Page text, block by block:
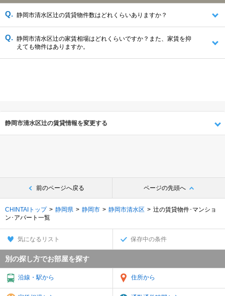
静岡市清水区辻の賃貸物件数はどれくらいありますか？
静岡市清水区辻の家賃相場はどれくらいですか？また、家賃を抑
えても物件はありますか。
静岡市清水区辻の賃貸情報を変更する
前のページへ戻る ページの先頭へ
CHINTAIトップ 静岡県 静岡市 静岡市清水区
辻の賃貸物件･マンショ
ン･アパート一覧
気になるリスト 保存中の条件
別の探し方でお部屋を探す
沿線・駅から 住所から